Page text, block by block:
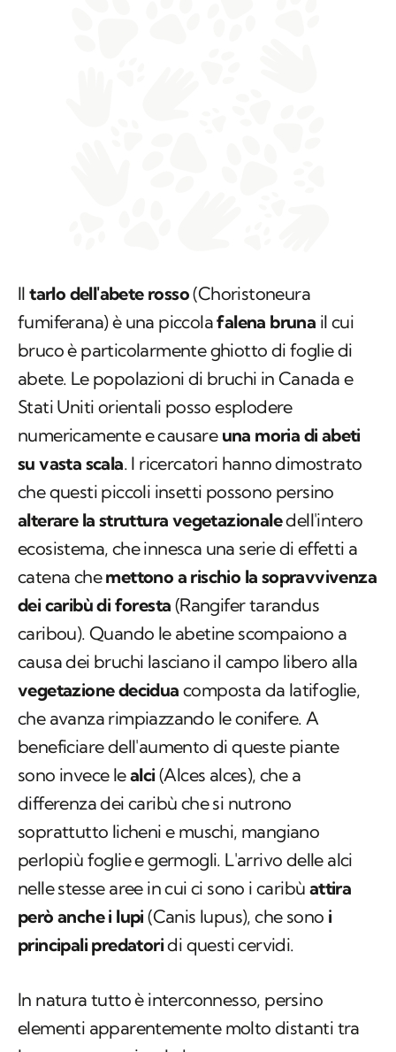
Iltarlo dell'abete rosso(Choristoneura
fumiferana) è una piccolafalena bruna il cui
bruco è particolarmente ghiotto di foglie di
abete. Le popolazioni di bruchi in Canada e
Stati Uniti orientali posso esplodere
numericamente e causare una moria di abeti
su vasta scala. I ricercatori hanno dimostrato
che questi piccoli insetti possono persino
alterare la struttura vegetazionaledell'intero
ecosistema, che innesca una serie di effetti a
catena chemettono a rischio la sopravvivenza
dei caribù di foresta (Rangifer tarandus
caribou). Quando le abetine scompaiono a
causa dei bruchi lasciano il campo libero alla
vegetazione decidua composta da latifoglie,
che avanza rimpiazzando le conifere. A
beneficiare dell'aumento di queste piante
sono invece lealci (Alces alces), che a
differenza dei caribù che si nutrono
soprattutto licheni e muschi, mangiano
perlopiù foglie e germogli. L'arrivo delle alci
nelle stesse aree in cui ci sono i caribù attira
però anche i lupi (Canis lupus), che sono i
principali predatoridi questi cervidi.
In natura tutto è interconnesso, persino
elementi apparentemente molto distanti tra